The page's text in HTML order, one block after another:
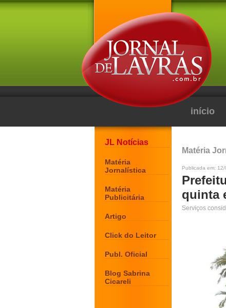
início
JL Notícias
Matéria
Jornalística
Matéria
Publicitária
Artigo
Click do Leitor
Publ. Oficial
Blog Sabrina
Cicareli
Matéria
Publicada em:
quinta
Serviços